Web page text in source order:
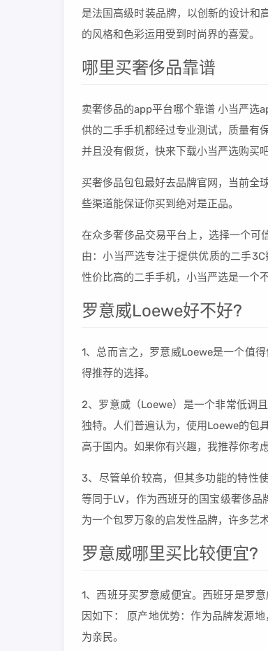
是法国高级时装品牌，以创新的设计和
的风格和色彩运用受到时尚界的喜爱。
哪里买奢侈品靠谱
卖奢侈品的app平台哪个靠谱 小当严选
供的二手手机都经过专业测试，质量有
并且没有假货，快来下载小当严选购买吧
买奢侈品包包最好去品牌官网，当前全
些渠道能保证你买到绝对是正品。
在众多奢侈品交易平台上，选择一个可
由：小当严选专注于提供优质的二手
性价比高的二手手机，小当严选是一个
罗意威Loewe好不好?
1、总而言之，罗意威Loewe是一个值
得推荐的选择。
2、罗意威（Loewe）是一个非常低调
独特。人们普遍认为，使用Loewe的包
高于国内。如果你有兴趣，我推荐你考
3、尽管单价较高，但其多功能的特性
等同于LV，作为西班牙的国宝级奢侈品
为一个包罗万象的启发性品牌，许多艺
罗意威哪里买比较便宜?
1、西班牙买罗意威便宜。西班牙是罗
因如下： 原产地优势：作为品牌发源
为亲民。